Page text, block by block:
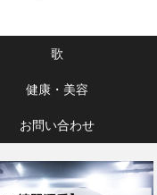
歌
健康・美容
お問い合わせ